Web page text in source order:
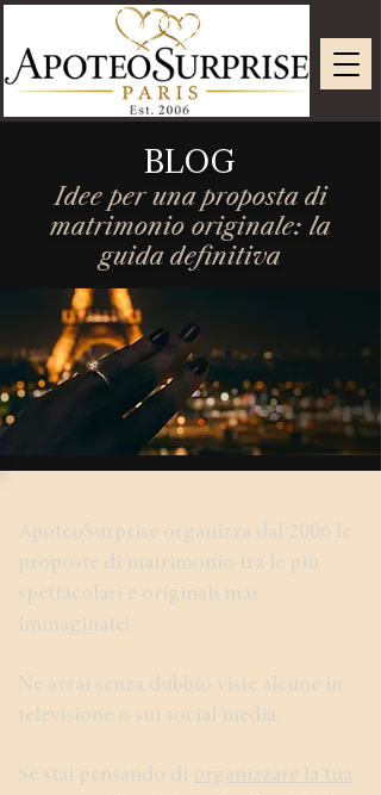
BLOG
Idee per una proposta di
matrimonio originale: la
guida definitiva
ApoteoSurprise organizza dal 2006 le
proposte di matrimonio tra le più
spettacolari e originali mai
immaginate!
Ne avrai senza dubbio viste alcune in
televisione o sui social media.
Se stai pensando di organizzare la tua